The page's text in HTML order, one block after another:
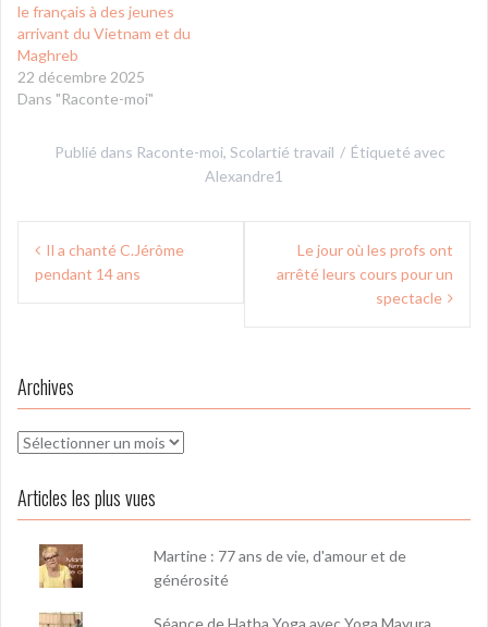
le français à des jeunes
arrivant du Vietnam et du
Maghreb
22 décembre 2025
Dans "Raconte-moi"
Publié dans Raconte-moi, Scolartié travail
Étiqueté avec
Alexandre1
Navigation
de Il a chanté C.Jérôme
pendant 14 ans
Le jour où les profs ont
arrêté leurs cours pour un
spectacle
Archives
Archives
Articles les plus vues
Martine : 77 ans de vie, d'amour et de
générosité
Séance de Hatha Yoga avec Yoga Mayura